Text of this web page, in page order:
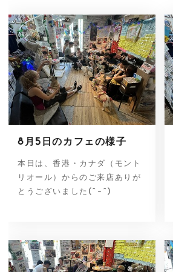
8月5日のカフェの様子
本日は、香港・カナダ（モント
リオール）からのご来店ありが
とうございました(^-^)